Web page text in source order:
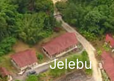
Jelebu